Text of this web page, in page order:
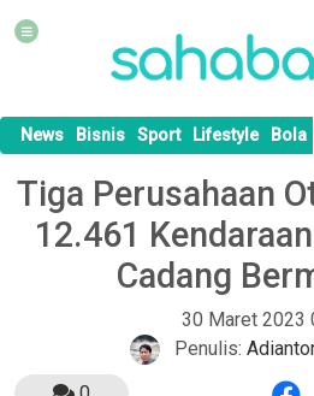
News Bisnis Sport Lifestyle Bola
Tiga Perusahaan
12.461
Cadang
30 Maret 2023
Penulis: